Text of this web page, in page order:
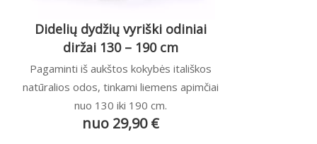
Didelių dydžių vyriški odiniai
diržai 130 – 190 cm
Pagaminti iš aukštos kokybės itališkos
natūralios odos, tinkami liemens apimčiai
nuo 130 iki 190 cm.
nuo 29,90 €